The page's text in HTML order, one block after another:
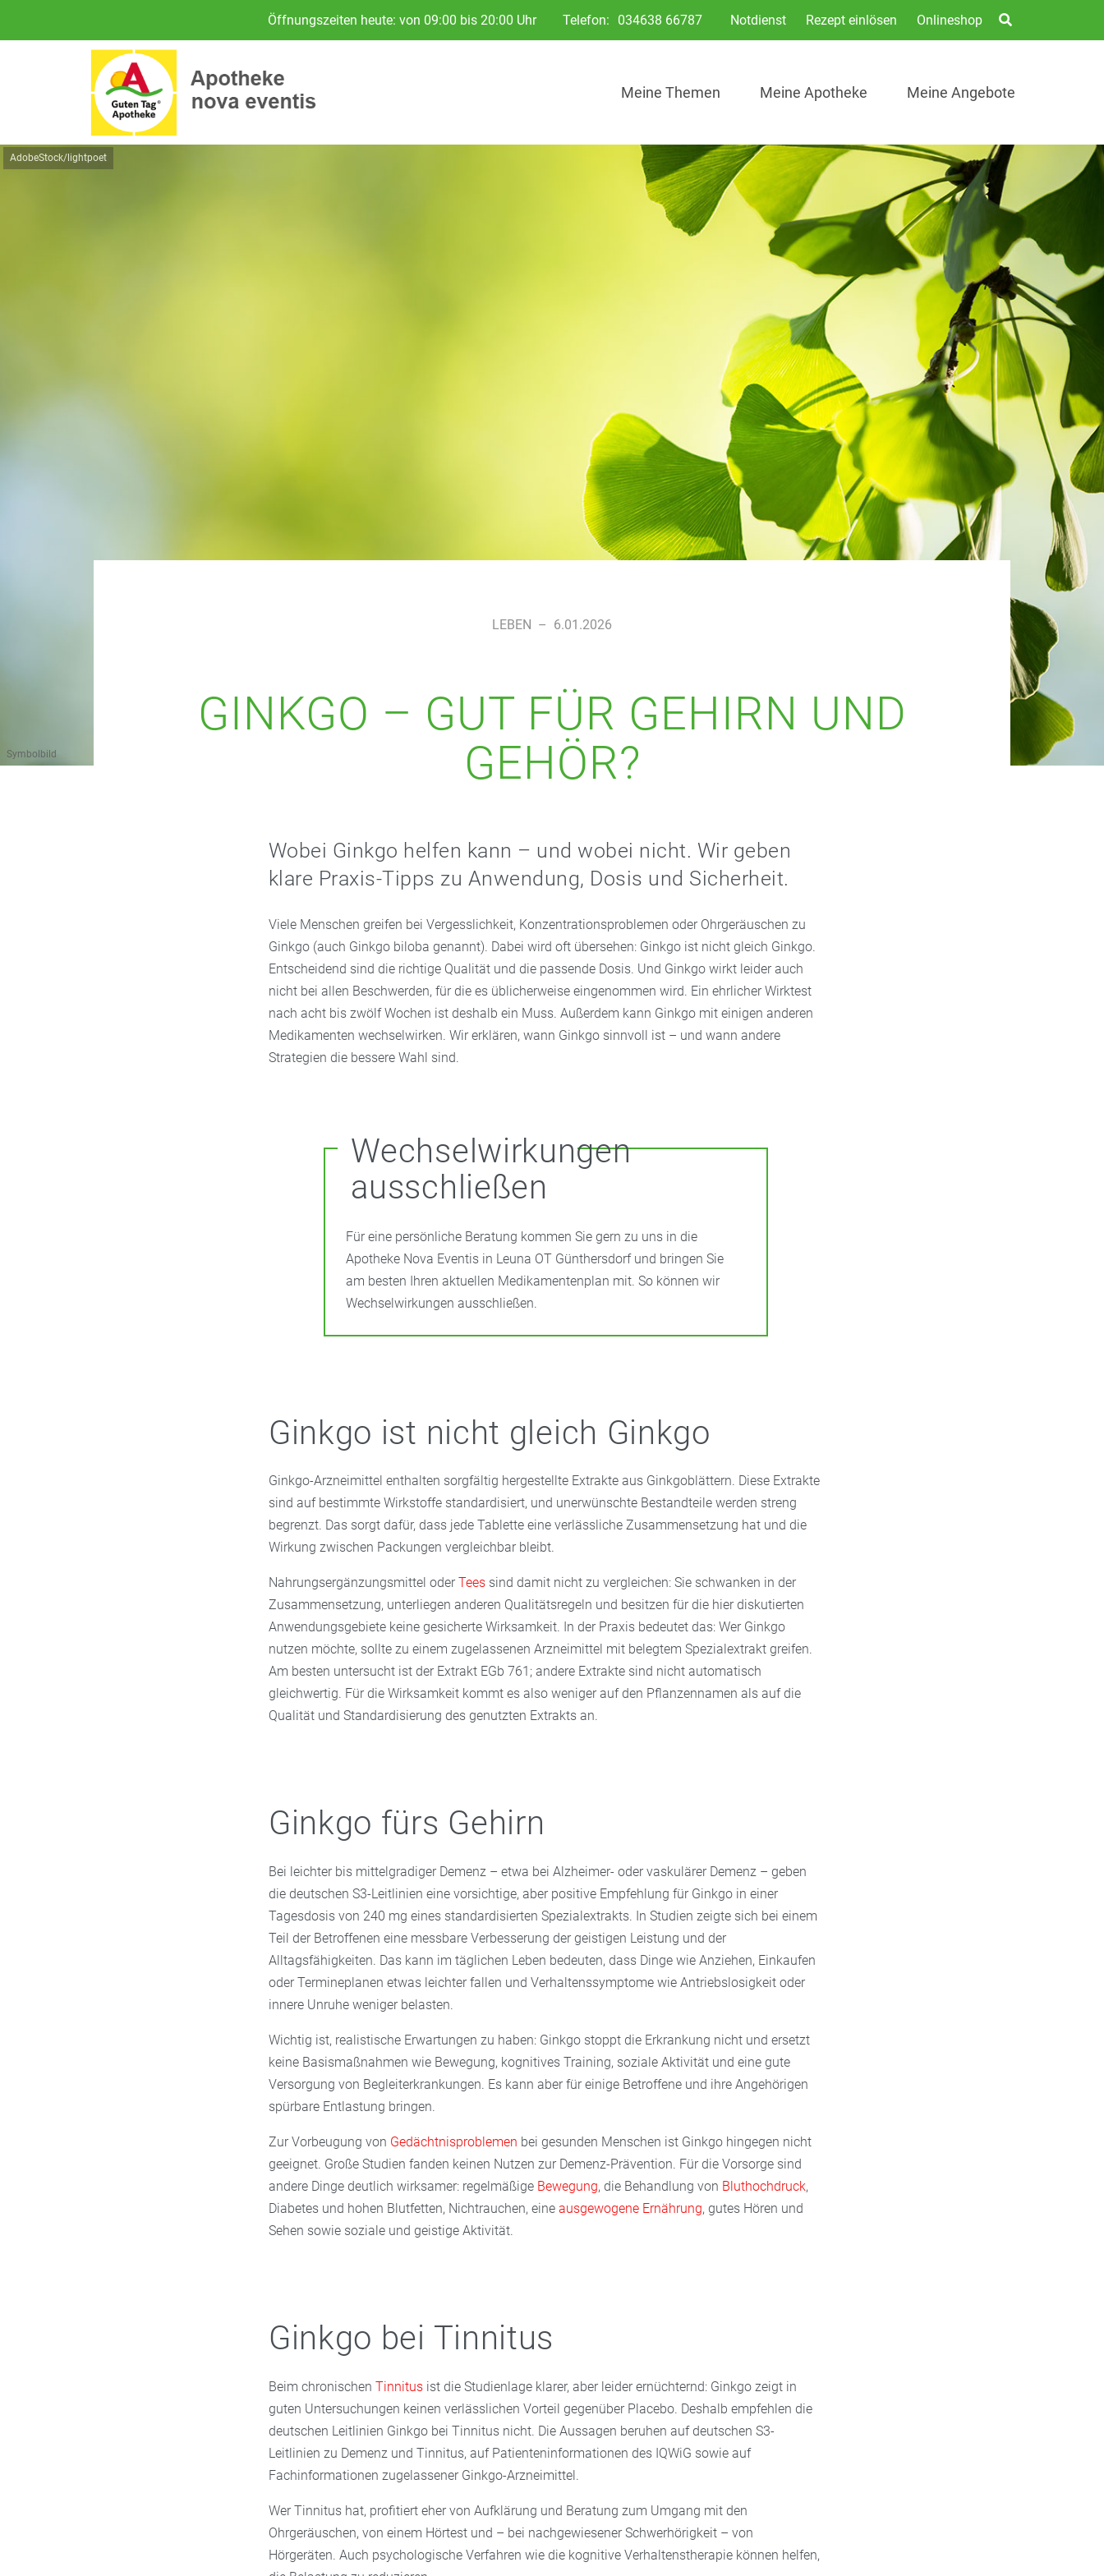
Öffnungszeiten heute: von 09:00 bis 20:00 Uhr Telefon: 034638 66787 Notdienst Rezept einlösen Onlineshop
Meine Themen Meine Apotheke Meine Angebote
AdobeStock/lightpoet
Symbolbild
LEBEN – 6.01.2026
GINKGO – GUT FÜR GEHIRN UND
GEHÖR?
Wobei Ginkgo helfen kann – und wobei nicht. Wir geben
klare Praxis-Tipps zu Anwendung, Dosis und Sicherheit.
Viele Menschen greifen bei Vergesslichkeit, Konzentrationsproblemen oder Ohrgeräuschen zu
Ginkgo (auch Ginkgo biloba genannt). Dabei wird oft übersehen: Ginkgo ist nicht gleich Ginkgo.
Entscheidend sind die richtige Qualität und die passende Dosis. Und Ginkgo wirkt leider auch
nicht bei allen Beschwerden, für die es üblicherweise eingenommen wird. Ein ehrlicher Wirktest
nach acht bis zwölf Wochen ist deshalb ein Muss. Außerdem kann Ginkgo mit einigen anderen
Medikamenten wechselwirken. Wir erklären, wann Ginkgo sinnvoll ist – und wann andere
Strategien die bessere Wahl sind.
Wechselwirkungen
ausschließen
Für eine persönliche Beratung kommen Sie gern zu uns in die
Apotheke Nova Eventis in Leuna OT Günthersdorf und bringen Sie
am besten Ihren aktuellen Medikamentenplan mit. So können wir
Wechselwirkungen ausschließen.
Ginkgo ist nicht gleich Ginkgo
Ginkgo-Arzneimittel enthalten sorgfältig hergestellte Extrakte aus Ginkgoblättern. Diese Extrakte
sind auf bestimmte Wirkstoffe standardisiert, und unerwünschte Bestandteile werden streng
begrenzt. Das sorgt dafür, dass jede Tablette eine verlässliche Zusammensetzung hat und die
Wirkung zwischen Packungen vergleichbar bleibt.
Nahrungsergänzungsmittel oder Teessind damit nicht zu vergleichen: Sie schwanken in der
Zusammensetzung, unterliegen anderen Qualitätsregeln und besitzen für die hier diskutierten
Anwendungsgebiete keine gesicherte Wirksamkeit. In der Praxis bedeutet das: Wer Ginkgo
nutzen möchte, sollte zu einem zugelassenen Arzneimittel mit belegtem Spezialextrakt greifen.
Am besten untersucht ist der Extrakt EGb 761; andere Extrakte sind nicht automatisch
gleichwertig. Für die Wirksamkeit kommt es also weniger auf den Pflanzennamen als auf die
Qualität und Standardisierung des genutzten Extrakts an.
Ginkgo fürs Gehirn
Bei leichter bis mittelgradiger Demenz – etwa bei Alzheimer- oder vaskulärer Demenz – geben
die deutschen S3-Leitlinien eine vorsichtige, aber positive Empfehlung für Ginkgo in einer
Tagesdosis von 240 mg eines standardisierten Spezialextrakts. In Studien zeigte sich bei einem
Teil der Betroffenen eine messbare Verbesserung der geistigen Leistung und der
Alltagsfähigkeiten. Das kann im täglichen Leben bedeuten, dass Dinge wie Anziehen, Einkaufen
oder Termineplanen etwas leichter fallen und Verhaltenssymptome wie Antriebslosigkeit oder
innere Unruhe weniger belasten.
Wichtig ist, realistische Erwartungen zu haben: Ginkgo stoppt die Erkrankung nicht und ersetzt
keine Basismaßnahmen wie Bewegung, kognitives Training, soziale Aktivität und eine gute
Versorgung von Begleiterkrankungen. Es kann aber für einige Betroffene und ihre Angehörigen
spürbare Entlastung bringen.
Zur Vorbeugung von Gedächtnisproblemen bei gesunden Menschen ist Ginkgo hingegen nicht
geeignet. Große Studien fanden keinen Nutzen zur Demenz-Prävention. Für die Vorsorge sind
andere Dinge deutlich wirksamer: regelmäßige Bewegung, die Behandlung von Bluthochdruck,
Diabetes und hohen Blutfetten, Nichtrauchen, eine ausgewogene Ernährung, gutes Hören und
Sehen sowie soziale und geistige Aktivität.
Ginkgo bei Tinnitus
Beim chronischen Tinnitusist die Studienlage klarer, aber leider ernüchternd: Ginkgo zeigt in
guten Untersuchungen keinen verlässlichen Vorteil gegenüber Placebo. Deshalb empfehlen die
deutschen Leitlinien Ginkgo bei Tinnitus nicht. Die Aussagen beruhen auf deutschen S3-
Leitlinien zu Demenz und Tinnitus, auf Patienteninformationen des IQWiG sowie auf
Fachinformationen zugelassener Ginkgo-Arzneimittel.
Wer Tinnitus hat, profitiert eher von Aufklärung und Beratung zum Umgang mit den
Ohrgeräuschen, von einem Hörtest und – bei nachgewiesener Schwerhörigkeit – von
Hörgeräten. Auch psychologische Verfahren wie die kognitive Verhaltenstherapie können helfen,